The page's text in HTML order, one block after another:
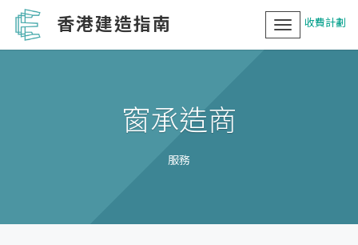
香港建造指南 收費計劃
Toggle
navigation
窗承造商
服務